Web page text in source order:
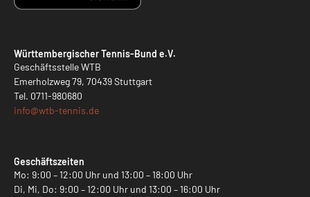
Württembergischer Tennis-Bund e.V.
Geschäftsstelle WTB
Emerholzweg 79, 70439 Stuttgart
Tel. 0711-980680
info@wtb-tennis.de
Geschäftszeiten
Mo: 9:00 – 12:00 Uhr und 13:00 – 18:00 Uhr
Di, Mi, Do: 9:00 – 12:00 Uhr und 13:00 – 16:00 Uhr